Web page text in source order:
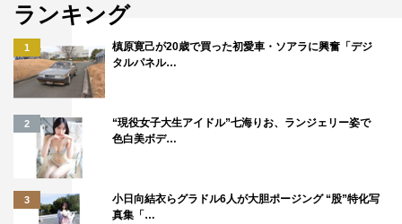
伊藤あさひ 戸塚純貴 高杉真宙
ランキング
1
槙原寛己が20歳で買った初愛車・ソアラに興奮「デジ
タルパネル…
2
“現役女子大生アイドル”七海りお、ランジェリー姿で
色白美ボデ…
3
小日向結衣らグラドル6人が大胆ポージング “股”特化写
真集「…